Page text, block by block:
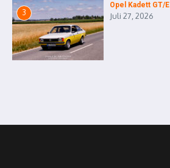
3
Opel Kadett GT/E
Juli 27, 2026